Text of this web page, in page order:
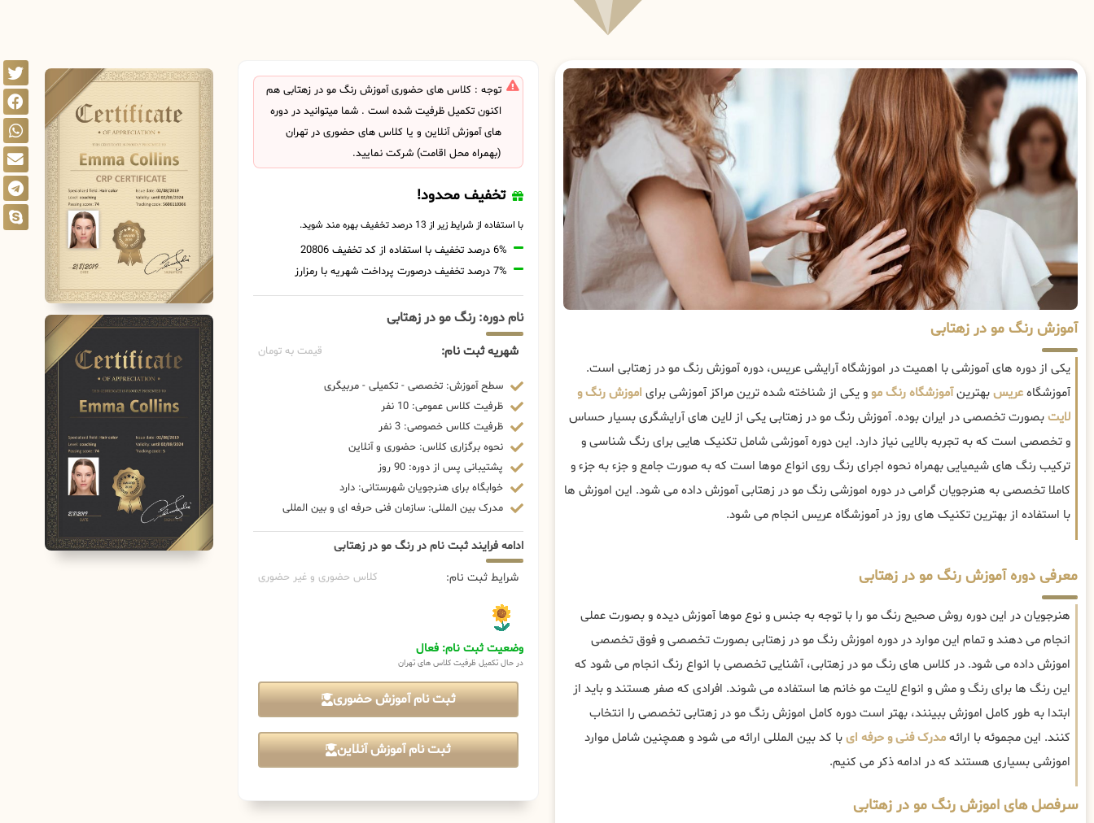
آموزش رنگ مو در زهتابی
یکی از دوره های آموزشی با اهمیت در اموزشگاه آرایشی عریس، دوره آموزش رنگ مو در زهتابی است.
آموزشگاهعریسبهترینآموزشگاه رنگ موو یکی از شناخته شده ترین مراکز آموزشی برای اموزش رنگ و
لایتبصورت تخصصی در ایران بوده. آموزش رنگ مو در زهتابی یکی از لاین های آرایشگری بسیار حساس
و تخصصی است که به تجربه بالایی نیاز دارد. این دوره آموزشی شامل تکنیک هایی برای رنگ شناسی و
ترکیب رنگ های شیمیایی بهمراه نحوه اجرای رنگ روی انواع موها است که به صورت جامع و جزء به جزء و
کاملا تخصصی به هنرجویان گرامی در دوره اموزشی رنگ مو در زهتابی آموزش داده می شود. این اموزش ها
با استفاده از بهترین تکنیک های روز در آموزشگاه عریس انجام می شود.
معرفی دوره آموزش رنگ مو در زهتابی
هنرجویان در این دوره روش صحیح رنگ مو را با توجه به جنس و نوع موها آموزش دیده و بصورت عملی
انجام می دهند و تمام این موارد در دوره اموزش رنگ مو در زهتابی بصورت تخصصی و فوق تخصصی
اموزش داده می شود. در کلاس های رنگ مو در زهتابی، آشنایی تخصصی با انواع رنگ انجام می شود که
این رنگ ها برای رنگ و مش و انواع لایت مو خانم ها استفاده می شوند. افرادی که صفر هستند و باید از
ابتدا به طور کامل اموزش ببینند، بهتر است دوره کامل اموزش رنگ مو در زهتابی تخصصی را انتخاب
کنند. این مجموئه با ارائهمدرک فنی و حرفه ایبا کد بین المللی ارائه می شود و همچنین شامل موارد
اموزشی بسیاری هستند که در ادامه ذکر می کنیم.
سرفصل های اموزش رنگ مو در زهتابی
توجه : کلاس های حضوری آموزش رنگ مو در زهتابی هم
اکنون تکمیل ظرفیت شده است . شما میتوانید در دوره
های آموزش آنلاین و یا کلاس های حضوری در تهران
(بهمراه محل اقامت) شرکت نمایید.
تخفیف محدود!
با استفاده از شرایط زیر از 13 درصد تخفیف بهره مند شوید.
6% درصد تخفیف با استفاده از کد تخفیف 20806
7% درصد تخفیف درصورت پرداخت شهریه با رمزارز
نام دوره: رنگ مو در زهتابی
شهریه ثبت نام: قیمت به تومان
سطح آموزش: تخصصی - تکمیلی - مربیگری
ظرفیت کلاس عمومی: 10 نفر
ظرفیت کلاس خصوصی: 3 نفر
نحوه برگزاری کلاس: حضوری و آنلاین
پشتیبانی پس از دوره: 90 روز
خوابگاه برای هنرجویان شهرستانی: دارد
مدرک بین المللی: سازمان فنی حرفه ای و بین المللی
ادامه فرایند ثبت نام در رنگ مو در زهتابی
شرایط ثبت نام: کلاس حضوری و غیر حضوری
وضعیت ثبت نام: فعال
در حال تکمیل ظرفیت کلاس های تهران
ثبت نام آموزش حضوری
ثبت نام آموزش آنلاین